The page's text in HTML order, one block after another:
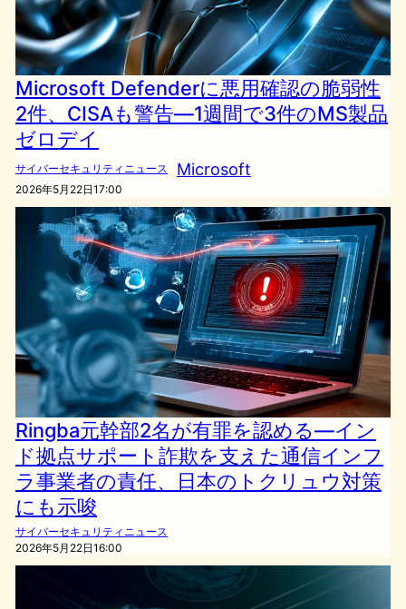
Microsoft Defenderに悪用確認の脆弱性
2件、CISAも警告―1週間で3件のMS製品
ゼロデイ
サイバーセキュリティニュース Microsoft
2026年5月22日17:00
Ringba元幹部2名が有罪を認める―イン
ド拠点サポート詐欺を支えた通信インフ
ラ事業者の責任、日本のトクリュウ対策
にも示唆
サイバーセキュリティニュース
2026年5月22日16:00